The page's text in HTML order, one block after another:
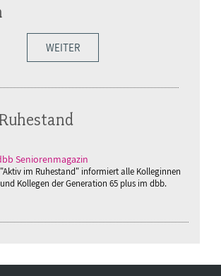
WEITER
Seniorenmagazin
"Aktiv im Ruhestand" informiert alle Kolleginnen
und Kollegen der Generation 65 plus im dbb.